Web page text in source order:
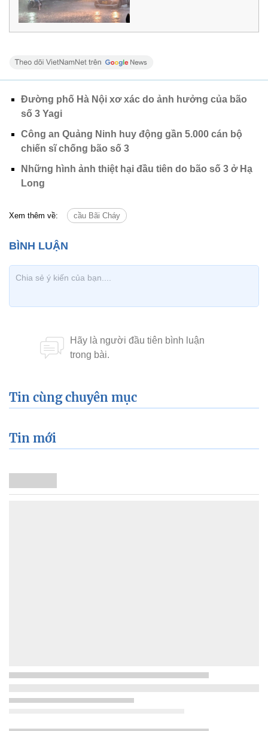
Đường phố Hà Nội xơ xác do ảnh hưởng của bão
số 3 Yagi
Công an Quảng Ninh huy động gần 5.000 cán bộ
chiến sĩ chống bão số 3
Những hình ảnh thiệt hại đầu tiên do bão số 3 ở Hạ
Long
Xem thêm về: cầu Bãi Cháy
Tin cùng chuyên mục
Tin mới